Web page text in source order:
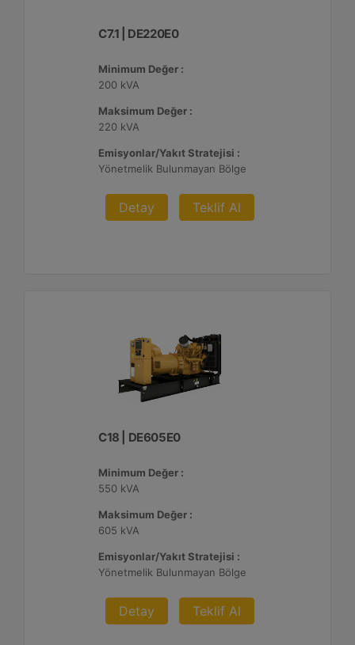
C7.1 | DE220E0
Minimum Değer :
200 kVA
Maksimum Değer :
220 kVA
Emisyonlar/Yakıt Stratejisi :
Yönetmelik Bulunmayan Bölge
Detay Teklif Al
C18 | DE605E0
Minimum Değer :
550 kVA
Maksimum Değer :
605 kVA
Emisyonlar/Yakıt Stratejisi :
Yönetmelik Bulunmayan Bölge
Detay Teklif Al